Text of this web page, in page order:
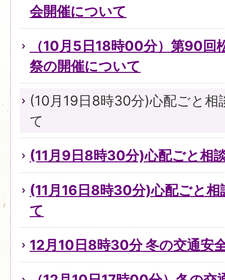
会開催について
（10月5日18時00分）第90回
祭の開催について
(10月19日8時30分)心配ごと
て
(11月9日8時30分)心配ごと相
(11月16日8時30分)心配ごと
て
12月10日8時30分 冬の交通安